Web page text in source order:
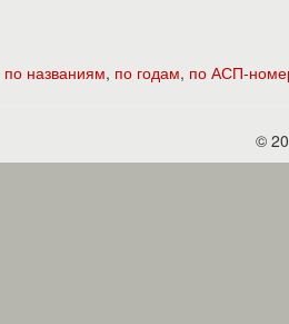
по названиям, по годам, по АСП-
©